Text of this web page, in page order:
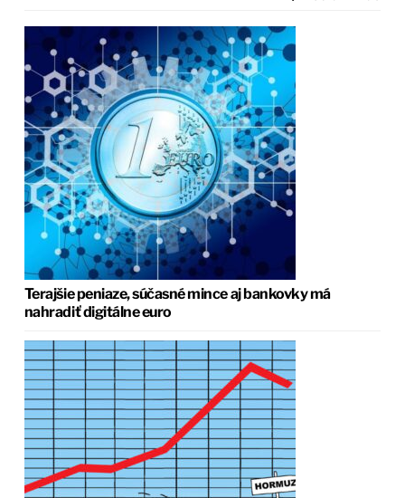
Terajšie peniaze, súčasné mince aj bankovky má
nahradiť digitálne euro